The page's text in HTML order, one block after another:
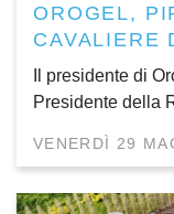
OROGEL,
CAVALIERE
Il presidente di
Presidente della
VENERDÌ 29